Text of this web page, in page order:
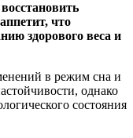
что
здорового веса и
в режим сна и
однако
состояния